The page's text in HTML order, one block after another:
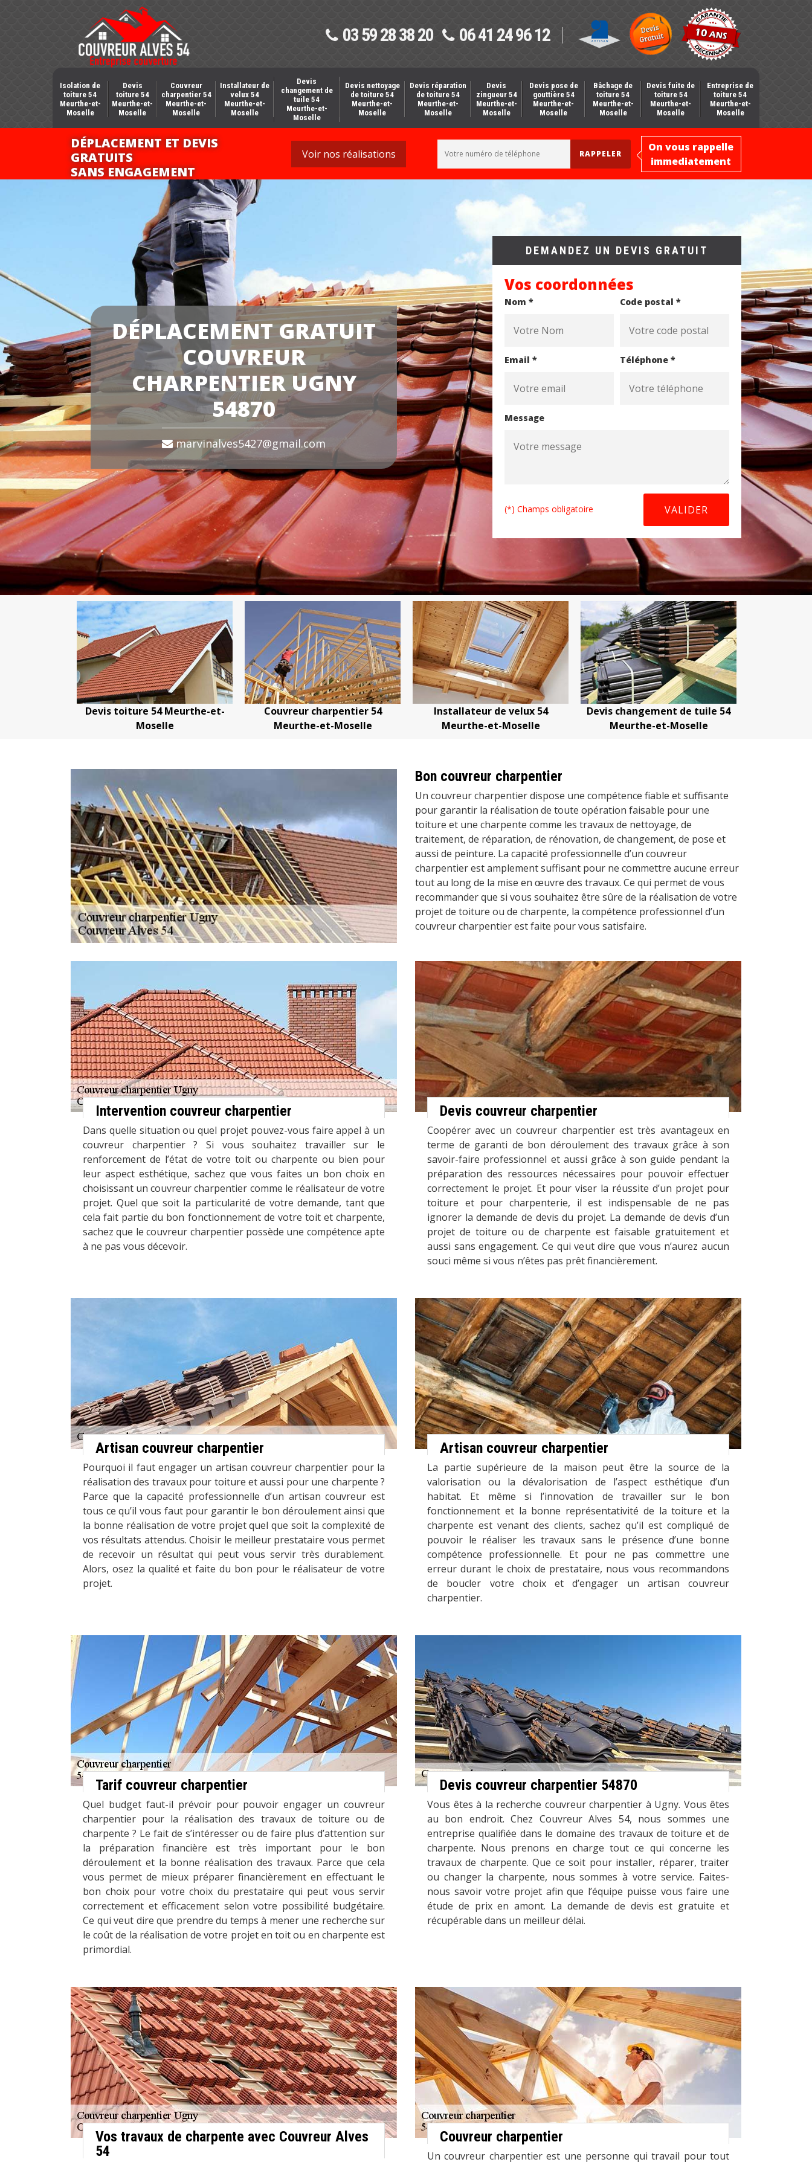
03 59 28 38 20 06 41 24 96 12
Isolation de
toiture 54
Meurthe-et-
Moselle
Devis
toiture 54
Meurthe-et-
Moselle
Couvreur
charpentier 54
Meurthe-et-
Moselle
Installateur de
velux 54
Meurthe-et-
Moselle
Devis
changement de
tuile 54
Meurthe-et-
Moselle
Devis nettoyage
de toiture 54
Meurthe-et-
Moselle
Devis réparation
de toiture 54
Meurthe-et-
Moselle
Devis
zingueur 54
Meurthe-et-
Moselle
Devis pose de
gouttière 54
Meurthe-et-
Moselle
Bâchage de
toiture 54
Meurthe-et-
Moselle
Devis fuite de
toiture 54
Meurthe-et-
Moselle
Entreprise de
toiture 54
Meurthe-et-
Moselle
DÉPLACEMENT ET DEVIS
GRATUITS
SANS ENGAGEMENT
Voir nos réalisations
On vous rappelle
immediatement
DÉPLACEMENT GRATUIT
COUVREUR
CHARPENTIER UGNY
54870
marvinalves5427@gmail.com
DEMANDEZ UN DEVIS GRATUIT
Vos coordonnées
Nom * Code postal *
Email * Téléphone *
Message
(*) Champs obligatoire
54 Meurthe-et-
Couvreur charpentier 54
Meurthe-et-Moselle
Installateur de velux 54
Meurthe-et-Moselle
Devis changement de tuile 54
Meurthe-et-Moselle
Devis nettoyage de toiture 54
Meurthe-et-Moselle
Bon couvreur charpentier
Un couvreur charpentier dispose une compétence fiable et suffisante
pour garantir la réalisation de toute opération faisable pour une
toiture et une charpente comme les travaux de nettoyage, de
traitement, de réparation, de rénovation, de changement, de pose et
aussi de peinture. La capacité professionnelle d’un couvreur
charpentier est amplement suffisant pour ne commettre aucune erreur
tout au long de la mise en œuvre des travaux. Ce qui permet de vous
recommander que si vous souhaitez être sûre de la réalisation de votre
projet de toiture ou de charpente, la compétence professionnel d’un
couvreur charpentier est faite pour vous satisfaire.
Intervention couvreur charpentier
Dans quelle situation ou quel projet pouvez-vous faire appel à un
couvreur charpentier ? Si vous souhaitez travailler sur le
renforcement de l’état de votre toit ou charpente ou bien pour
leur aspect esthétique, sachez que vous faites un bon choix en
choisissant un couvreur charpentier comme le réalisateur de votre
projet. Quel que soit la particularité de votre demande, tant que
cela fait partie du bon fonctionnement de votre toit et charpente,
sachez que le couvreur charpentier possède une compétence apte
à ne pas vous décevoir.
Devis couvreur charpentier
Coopérer avec un couvreur charpentier est très avantageux en
terme de garanti de bon déroulement des travaux grâce à son
savoir-faire professionnel et aussi grâce à son guide pendant la
préparation des ressources nécessaires pour pouvoir effectuer
correctement le projet. Et pour viser la réussite d’un projet pour
toiture et pour charpenterie, il est indispensable de ne pas
ignorer la demande de devis du projet. La demande de devis d’un
projet de toiture ou de charpente est faisable gratuitement et
aussi sans engagement. Ce qui veut dire que vous n’aurez aucun
souci même si vous n’êtes pas prêt financièrement.
Artisan couvreur charpentier
Pourquoi il faut engager un artisan couvreur charpentier pour la
réalisation des travaux pour toiture et aussi pour une charpente ?
Parce que la capacité professionnelle d’un artisan couvreur est
tous ce qu’il vous faut pour garantir le bon déroulement ainsi que
la bonne réalisation de votre projet quel que soit la complexité de
vos résultats attendus. Choisir le meilleur prestataire vous permet
de recevoir un résultat qui peut vous servir très durablement.
Alors, osez la qualité et faite du bon pour le réalisateur de votre
projet.
Artisan couvreur charpentier
La partie supérieure de la maison peut être la source de la
valorisation ou la dévalorisation de l’aspect esthétique d’un
habitat. Et même si l’innovation de travailler sur le bon
fonctionnement et la bonne représentativité de la toiture et la
charpente est venant des clients, sachez qu’il est compliqué de
pouvoir le réaliser les travaux sans le présence d’une bonne
compétence professionnelle. Et pour ne pas commettre une
erreur durant le choix de prestataire, nous vous recommandons
de boucler votre choix et d’engager un artisan couvreur
charpentier.
Tarif couvreur charpentier
Quel budget faut-il prévoir pour pouvoir engager un couvreur
charpentier pour la réalisation des travaux de toiture ou de
charpente ? Le fait de s’intéresser ou de faire plus d’attention sur
la préparation financière est très important pour le bon
déroulement et la bonne réalisation des travaux. Parce que cela
vous permet de mieux préparer financièrement en effectuant le
bon choix pour votre choix du prestataire qui peut vous servir
correctement et efficacement selon votre possibilité budgétaire.
Ce qui veut dire que prendre du temps à mener une recherche sur
le coût de la réalisation de votre projet en toit ou en charpente est
primordial.
Devis couvreur charpentier 54870
Vous êtes à la recherche couvreur charpentier à Ugny. Vous êtes
au bon endroit. Chez Couvreur Alves 54, nous sommes une
entreprise qualifiée dans le domaine des travaux de toiture et de
charpente. Nous prenons en charge tout ce qui concerne les
travaux de charpente. Que ce soit pour installer, réparer, traiter
ou changer la charpente, nous sommes à votre service. Faites-
nous savoir votre projet afin que l’équipe puisse vous faire une
étude de prix en amont. La demande de devis est gratuite et
récupérable dans un meilleur délai.
Vos travaux de charpente avec Couvreur Alves
54
Couvreur charpentier
Un couvreur charpentier est une personne qui travail pour tout